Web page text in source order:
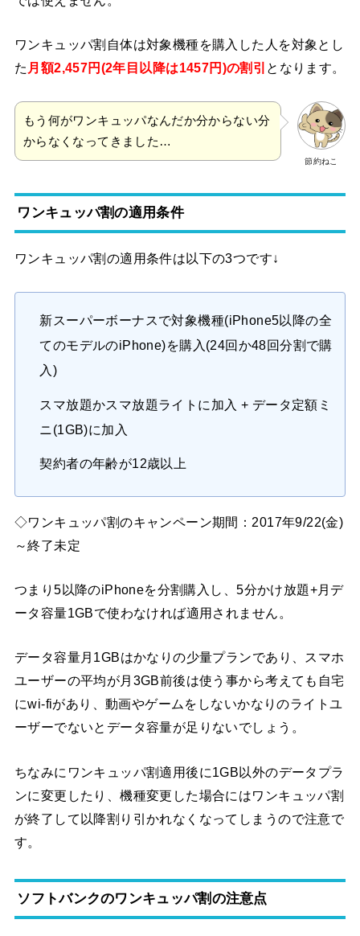
ワンキュッパ割自体は対象機種を購入した人を対象とし
た 月額2,457円(2年目以降は1457円)の割引 となります。
節約ねこ
もう何がワンキュッパなんだか分からない分
からなくなってきました…
ワンキュッパ割の適用条件
ワンキュッパ割の適用条件は以下の3つです↓
新スーパーボーナスで対象機種(iPhone5以降の全
てのモデルのiPhone)を購入(24回か48回分割で購
入)
スマ放題かスマ放題ライトに加入 + データ定額ミ
ニ(1GB)に加入
契約者の年齢が12歳以上
◇ワンキュッパ割のキャンペーン期間：2017年9/22(金)
～終了未定
つまり5以降のiPhoneを分割購入し、5分かけ放題+月デ
ータ容量1GBで使わなければ適用されません。
データ容量月1GBはかなりの少量プランであり、スマホ
ユーザーの平均が月3GB前後は使う事から考えても自宅
にwi-fiがあり、動画やゲームをしないかなりのライトユ
ーザーでないとデータ容量が足りないでしょう。
ちなみにワンキュッパ割適用後に1GB以外のデータプラ
ンに変更したり、機種変更した場合にはワンキュッパ割
が終了して以降割り引かれなくなってしまうので注意で
す。
ソフトバンクのワンキュッパ割の注意点